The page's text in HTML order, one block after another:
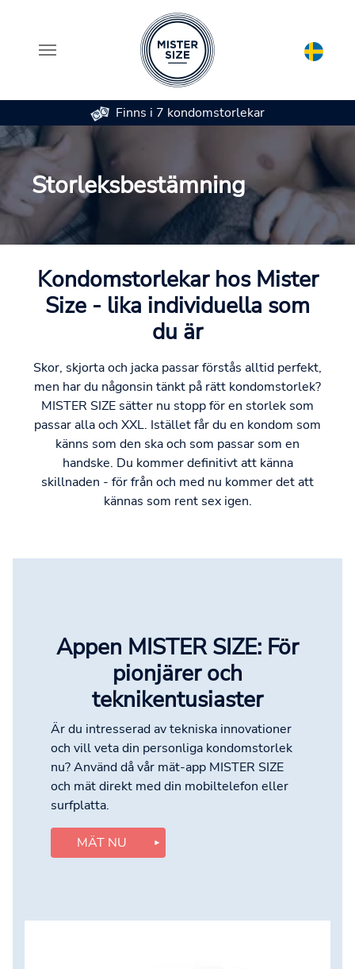
Skip to main content
Finns i 7 kondomstorlekar
Storleksbestämning
Kondomstorlekar hos Mister
Size - lika individuella som
du är
Skor, skjorta och jacka passar förstås alltid perfekt,
men har du någonsin tänkt på rätt kondomstorlek?
MISTER SIZE sätter nu stopp för en storlek som
passar alla och XXL. Istället får du en kondom som
känns som den ska och som passar som en
handske. Du kommer definitivt att känna
skillnaden - för från och med nu kommer det att
kännas som rent sex igen.
Appen MISTER SIZE: För
pionjärer och
teknikentusiaster
Är du intresserad av tekniska innovationer
och vill veta din personliga kondomstorlek
nu? Använd då vår mät-app MISTER SIZE
och mät direkt med din mobiltelefon eller
surfplatta.
MÄT NU